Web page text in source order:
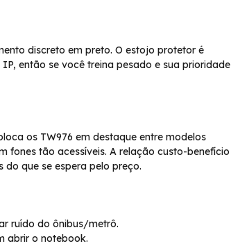
discreto em preto. O estojo protetor é
então se você treina pesado e sua prioridade
os TW976 em destaque entre modelos
fones tão acessíveis. A relação custo-benefício
que se espera pelo preço.
ruído do ônibus/metrô.
abrir o notebook.